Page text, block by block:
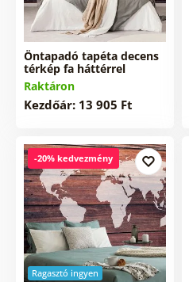
Öntapadó tapéta decens
térkép fa háttérrel
Raktáron
Kezdőár: 13 905 Ft
Ragasztó ingyen
-20% kedvezmény